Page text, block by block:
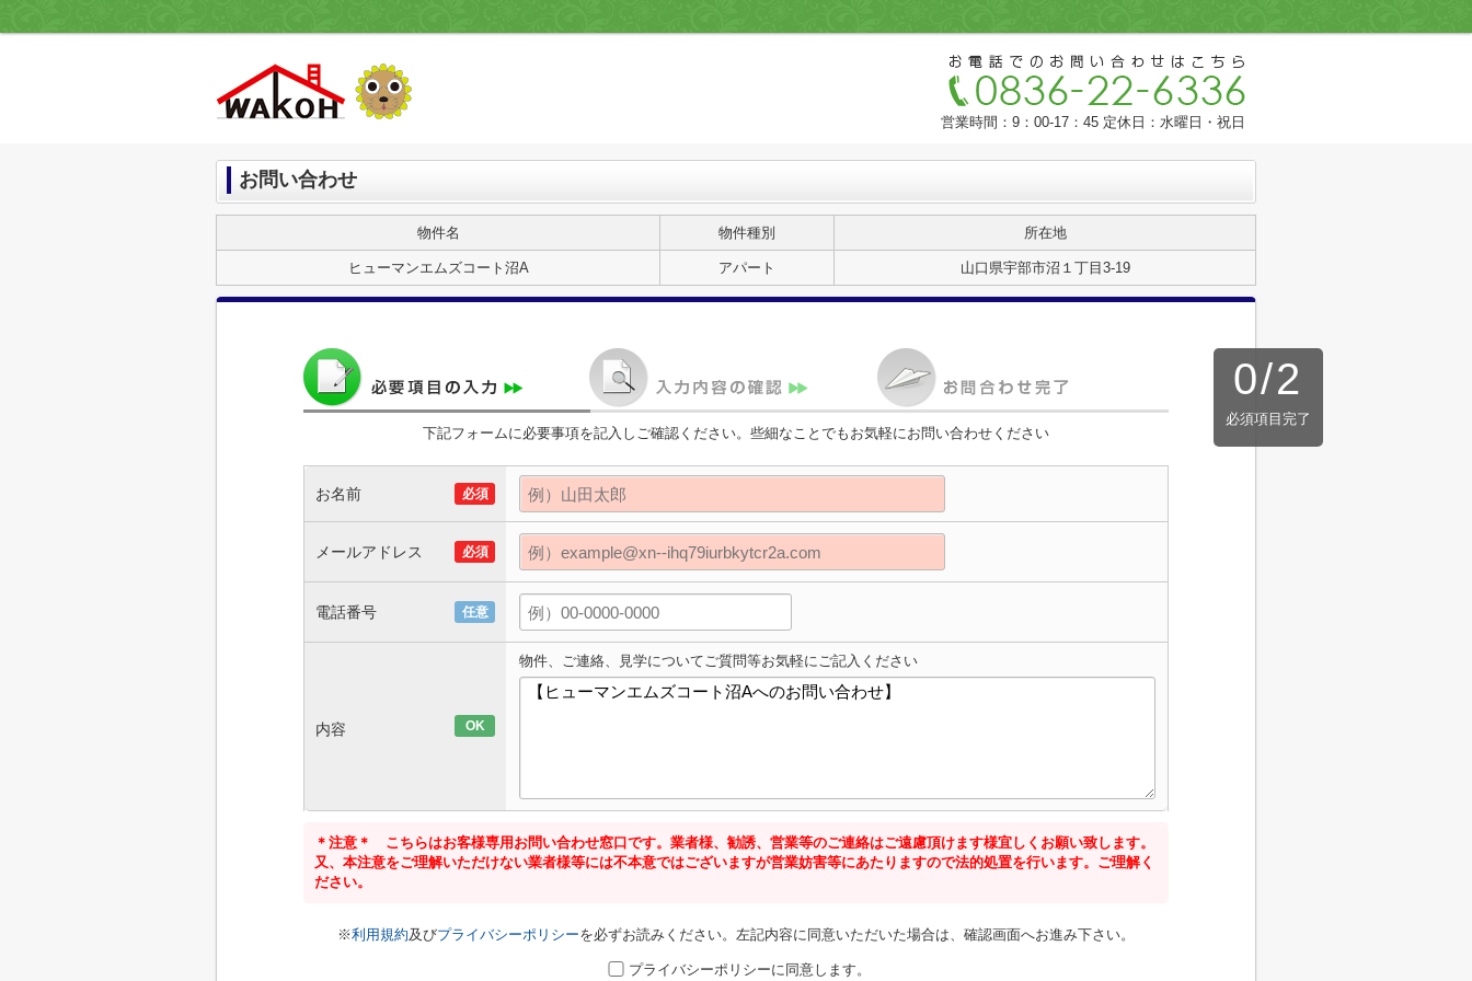
営業時間：9：00-17：45 定休日：水曜日・祝日
お問い合わせ
物件名 物件種別 所在地
ヒューマンエムズコート沼A アパート 山口県宇部市沼１丁目3-19
0/2
必須項目完了
下記フォームに必要事項を記入しご確認ください。些細なことでもお気軽にお問い合わせください
お名前 必須
メールアドレス 必須
電話番号 任意
内容 OK
物件、ご連絡、見学についてご質問等お気軽にご記入ください
＊注意＊ こちらはお客様専用お問い合わせ窓口です。業者様、勧誘、営業等のご連絡はご遠慮頂けます様宜しくお願い致します。
又、本注意をご理解いただけない業者様等には不本意ではございますが営業妨害等にあたりますので法的処置を行います。ご理解く
ださい。
※利用規約及びプライバシーポリシーを必ずお読みください。左記内容に同意いただいた場合は、確認画面へお進み下さい。
プライバシーポリシーに同意します。